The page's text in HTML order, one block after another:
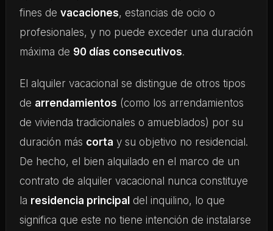
fines de vacaciones, estancias de ocio o
profesionales, y no puede exceder una duración
máxima de 90 días consecutivos.
El alquiler vacacional se distingue de otros tipos
de arrendamientos (como los arrendamientos
de vivienda tradicionales o amueblados) por su
duración más corta y su objetivo no residencial.
De hecho, el bien alquilado en el marco de un
contrato de alquiler vacacional nunca constituye
la residencia principal del inquilino, lo que
significa que este no tiene intención de instalarse